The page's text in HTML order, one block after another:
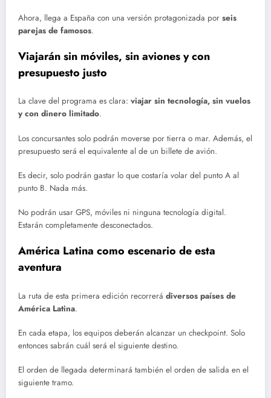
Ahora, llega a España con una versión protagonizada por seis
parejas de famosos.
Viajarán sin móviles, sin aviones y con
presupuesto justo
La clave del programa es clara: viajar sin tecnología, sin vuelos
y con dinero limitado.
Los concursantes solo podrán moverse por tierra o mar. Además, el
presupuesto será el equivalente al de un billete de avión.
Es decir, solo podrán gastar lo que costaría volar del punto A al
punto B. Nada más.
No podrán usar GPS, móviles ni ninguna tecnología digital.
Estarán completamente desconectados.
América Latina como escenario de esta
aventura
La ruta de esta primera edición recorrerá diversos países de
América Latina.
En cada etapa, los equipos deberán alcanzar un checkpoint. Solo
entonces sabrán cuál será el siguiente destino.
El orden de llegada determinará también el orden de salida en el
siguiente tramo.